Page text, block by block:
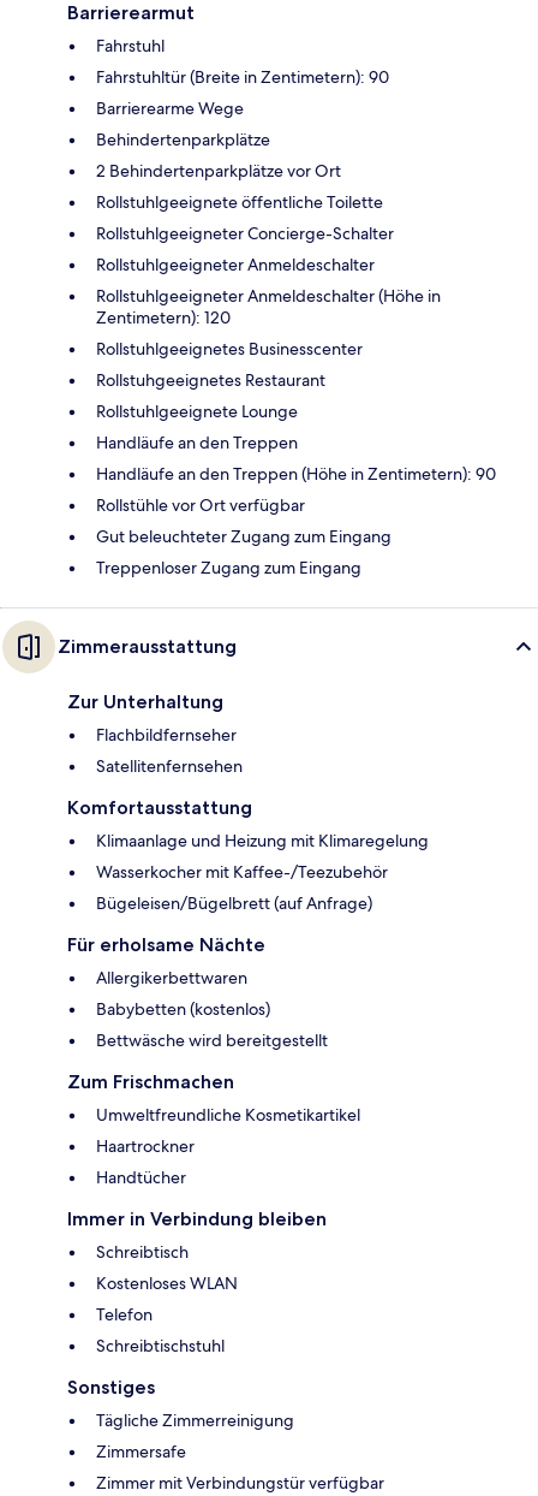
Barrierearmut
Fahrstuhl
Fahrstuhltür (Breite in Zentimetern): 90
Barrierearme Wege
Behindertenparkplätze
2 Behindertenparkplätze vor Ort
Rollstuhlgeeignete öffentliche Toilette
Rollstuhlgeeigneter Concierge-Schalter
Rollstuhlgeeigneter Anmeldeschalter
Rollstuhlgeeigneter Anmeldeschalter (Höhe in
Zentimetern): 120
Rollstuhlgeeignetes Businesscenter
Rollstuhgeeignetes Restaurant
Rollstuhlgeeignete Lounge
Handläufe an den Treppen
Handläufe an den Treppen (Höhe in Zentimetern): 90
Rollstühle vor Ort verfügbar
Gut beleuchteter Zugang zum Eingang
Treppenloser Zugang zum Eingang
Zimmerausstattung
Zur Unterhaltung
Flachbildfernseher
Satellitenfernsehen
Komfortausstattung
Klimaanlage und Heizung mit Klimaregelung
Wasserkocher mit Kaffee-/Teezubehör
Bügeleisen/Bügelbrett (auf Anfrage)
Für erholsame Nächte
Allergikerbettwaren
Babybetten (kostenlos)
Bettwäsche wird bereitgestellt
Zum Frischmachen
Umweltfreundliche Kosmetikartikel
Haartrockner
Handtücher
Immer in Verbindung bleiben
Schreibtisch
Kostenloses WLAN
Telefon
Schreibtischstuhl
Sonstiges
Tägliche Zimmerreinigung
Zimmersafe
Zimmer mit Verbindungstür verfügbar